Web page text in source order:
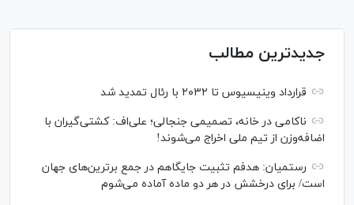
جدیدترین مطالب
قرارداد وینیسیوس تا ۲۰۳۲ با رئال‌ تمدید شد
ناکامی در خانه، تصمیمی جنجالی؛ علی‌اف: کشتی‌گیران با
اضافه‌وزن از تیم ملی اخراج می‌شوند!
رستمیان: هدفم تثبیت جایگاهم در جمع برترین‌های جهان
است/ برای درخشش در هر دو ماده آماده می‌شوم